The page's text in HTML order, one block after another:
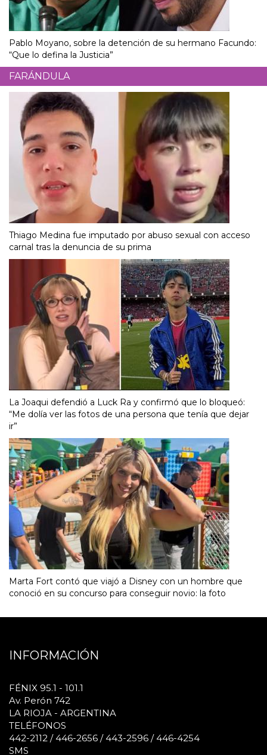
Pablo Moyano, sobre la detención de su hermano Facundo:
“Que lo defina la Justicia”
FARÁNDULA
Thiago Medina fue imputado por abuso sexual con acceso
carnal tras la denuncia de su prima
La Joaqui defendió a Luck Ra y confirmó que lo bloqueó:
“Me dolía ver las fotos de una persona que tenía que dejar
ir”
Marta Fort contó que viajó a Disney con un hombre que
conoció en su concurso para conseguir novio: la foto
INFORMACIÓN
FÉNIX 95.1 - 101.1
Av. Perón 742
LA RIOJA - ARGENTINA
TELÉFONOS
442-2112 / 446-2656 / 443-2596 / 446-4254
SMS